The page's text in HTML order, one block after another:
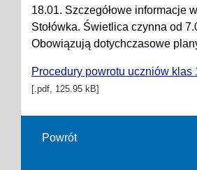
18.01. Szczegółowe informacje
Stołówka. Świetlica czynna od
Obowiązują dotychczasowe
Procedury powrotu uczniów klas
[.pdf, 125.95 kB]
Powrót